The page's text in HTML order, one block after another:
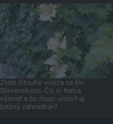
Zlaté žltnutie viniča sa šíri
Slovenskom. Čo si treba
všímať a čo musí urobiť aj
bežný záhradkár?